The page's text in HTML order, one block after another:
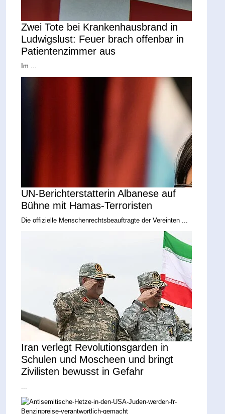
Zwei Tote bei Krankenhausbrand in
Ludwigslust: Feuer brach offenbar in
Patientenzimmer aus
Im ...
UN-Berichterstatterin Albanese auf
Bühne mit Hamas-Terroristen
Die offizielle Menschenrechtsbeauftragte der Vereinten ...
Iran verlegt Revolutionsgarden in
Schulen und Moscheen und bringt
Zivilisten bewusst in Gefahr